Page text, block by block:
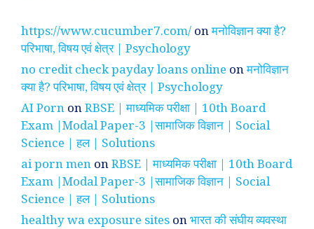
https://www.cucumber7.com/ onमनोविज्ञान क्या है?
परिभाषा, विषय एवं क्षेत्र | Psychology
no credit check payday loans online onमनोविज्ञान
क्या है? परिभाषा, विषय एवं क्षेत्र | Psychology
AI Porn onRBSE | माध्यमिक परीक्षा | 10th Board
Exam |Modal Paper-3 |सामाजिक विज्ञान | Social
Science | हल | Solutions
ai porn men onRBSE | माध्यमिक परीक्षा | 10th Board
Exam |Modal Paper-3 |सामाजिक विज्ञान | Social
Science | हल | Solutions
healthy wa exposure sites onभारत की संघीय व्यवस्था